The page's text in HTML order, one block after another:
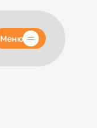
Меню